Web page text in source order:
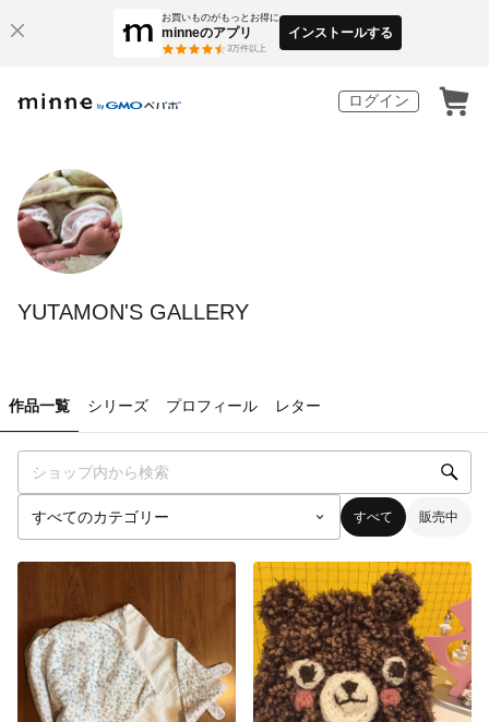
お買いものがもっとお得に
minneのアプリ
3万件以上
インストールする
ログイン
YUTAMON'S GALLERY
作品一覧 シリーズ プロフィール レター
すべて 販売中